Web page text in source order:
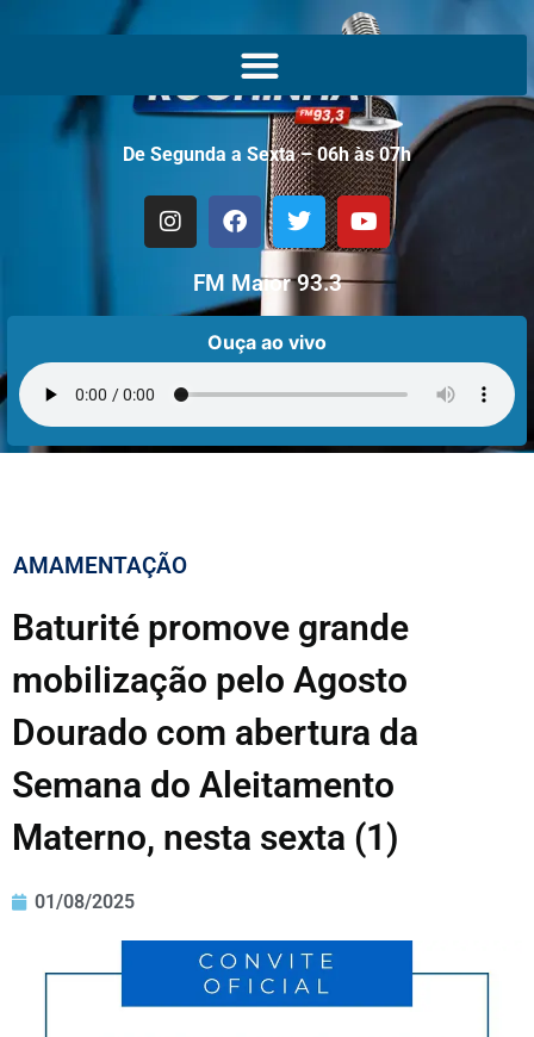
De Segunda a Sexta – 06h às 07h
FM Maior 93.3
Ouça ao vivo
AMAMENTAÇÃO
Baturité promove grande
mobilização pelo Agosto
Dourado com abertura da
Semana do Aleitamento
Materno, nesta sexta (1)
01/08/2025